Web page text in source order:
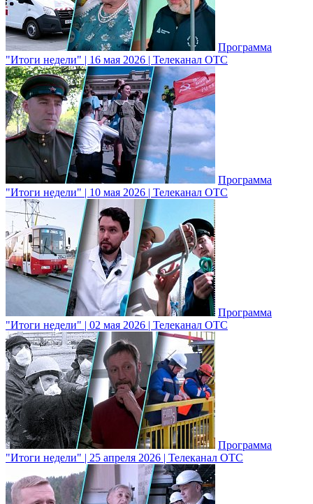
Программа
"Итоги недели" | 16 мая 2026 | Телеканал ОТС
Программа
"Итоги недели" | 10 мая 2026 | Телеканал ОТС
Программа
"Итоги недели" | 02 мая 2026 | Телеканал ОТС
Программа
"Итоги недели" | 25 апреля 2026 | Телеканал ОТС